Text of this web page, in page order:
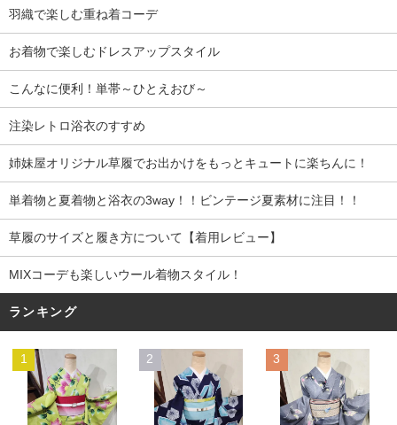
羽織で楽しむ重ね着コーデ
お着物で楽しむドレスアップスタイル
こんなに便利！単帯～ひとえおび～
注染レトロ浴衣のすすめ
姉妹屋オリジナル草履でお出かけをもっとキュートに楽ちんに！
単着物と夏着物と浴衣の3way！！ビンテージ夏素材に注目！！
草履のサイズと履き方について【着用レビュー】
MIXコーデも楽しいウール着物スタイル！
ランキング
1 2 3